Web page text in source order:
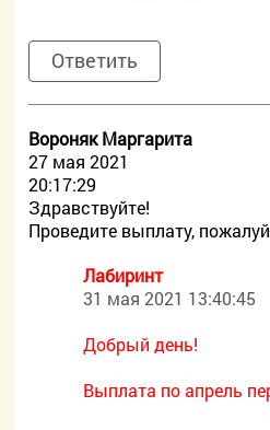
Ответить
Вороняк Маргарита
27 мая 2021
20:17:29
Здравствуйте!
Проведите выплату,
Лабиринт
31 мая 2021 13:40:45
Добрый день!
Выплата по апрель